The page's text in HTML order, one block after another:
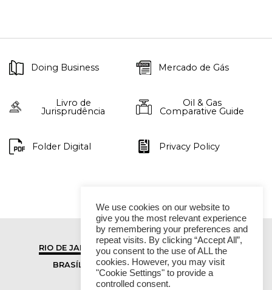
Doing Business Mercado de Gás
Livro de
Jurisprudência
Oil & Gas
Comparative Guide
Folder Digital Privacy Policy
RIO DE JANEIRO
SÃO PAULO
BRASÍLIA
VITÓRIA
We use cookies on our website to
give you the most relevant experience
by remembering your preferences and
repeat visits. By clicking “Accept All”,
you consent to the use of ALL the
cookies. However, you may visit
"Cookie Settings" to provide a
controlled consent.